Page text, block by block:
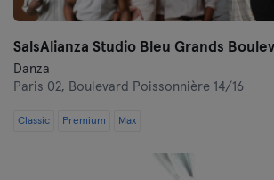
SalsAlianza Studio Bleu Grands
Danza
Paris 02, Boulevard Poissonnière 14/16
Classic Premium Max